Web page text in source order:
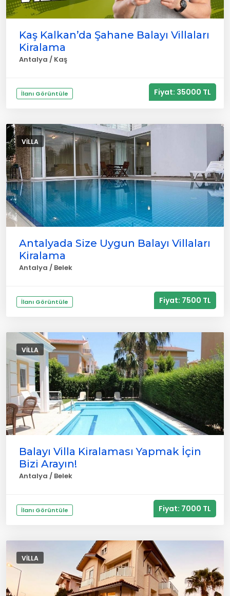
Kaş Kalkan’da Şahane Balayı Villaları
Kiralama
Antalya / Kaş
İlanı Görüntüle Fiyat: 35000 TL
VILLA
Antalyada Size Uygun Balayı Villaları
Kiralama
Antalya / Belek
İlanı Görüntüle Fiyat: 7500 TL
VILLA
Balayı Villa Kiralaması Yapmak İçin
Bizi Arayın!
Antalya / Belek
İlanı Görüntüle Fiyat: 7000 TL
VILLA